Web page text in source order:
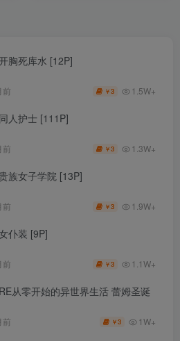
胸死库水 [12P]
前 ￥3 1.5W+
人护士 [111P]
前 ￥3 1.3W+
族女子学院 [13P]
前 ￥3 1.9W+
仆装 [9P]
前 ￥3 1.1W+
从零开始的异世界生活 蕾姆圣诞
前 ￥3 1W+